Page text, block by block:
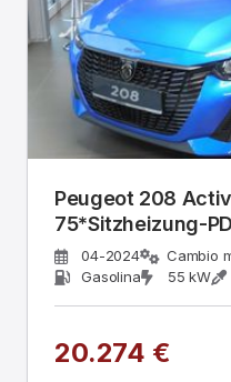
Peugeot 208
75*Sitzheizung-
04-2024 Cambio
Gasolina
55 kW
20.274 €